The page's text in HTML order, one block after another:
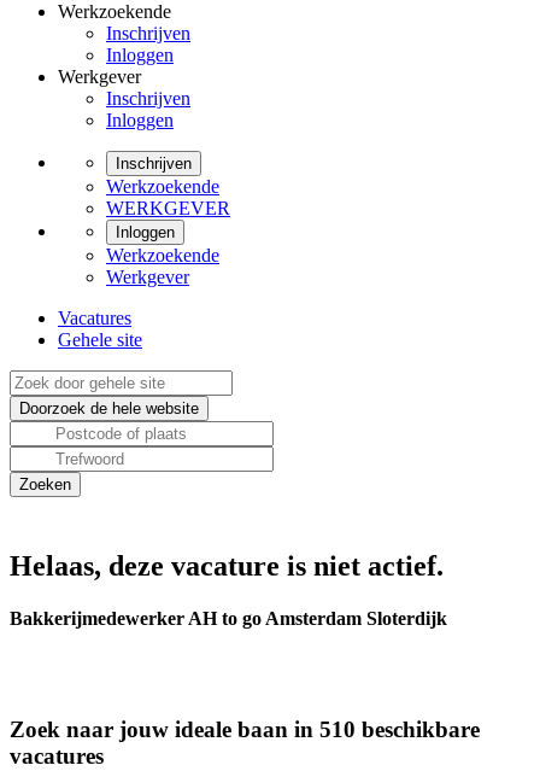
Werkzoekende
Inschrijven
Inloggen
Werkgever
Inschrijven
Inloggen
Inschrijven
Werkzoekende
WERKGEVER
Inloggen
Werkzoekende
Werkgever
Vacatures
Gehele site
Helaas, deze vacature is niet actief.
Bakkerijmedewerker AH to go Amsterdam Sloterdijk
Zoek naar jouw ideale baan in 510 beschikbare
vacatures